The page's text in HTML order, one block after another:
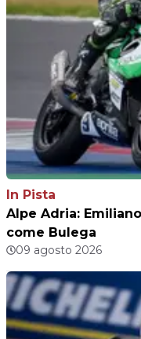
In Pista
Alpe Adria:
come Bulega
09 agosto 2026